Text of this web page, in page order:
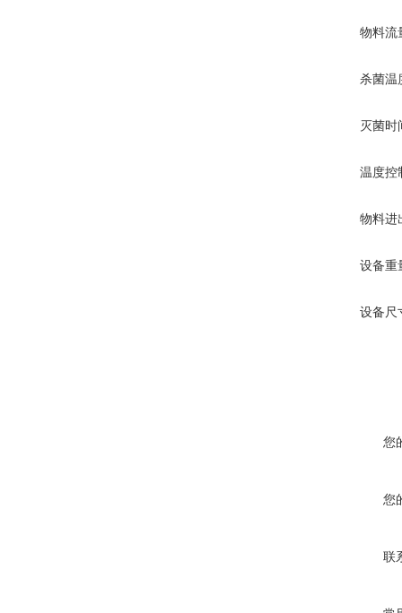
物料流
杀菌温
灭菌时间
温度控
物料进出
设备重
设备尺寸
您
您
联